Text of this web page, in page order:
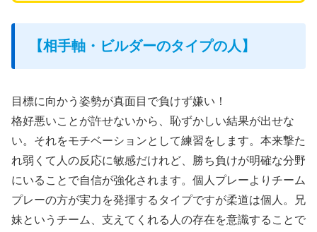
【相手軸・ビルダーのタイプの人】
目標に向かう姿勢が真面目で負けず嫌い！
格好悪いことが許せないから、恥ずかしい結果が出せな
い。それをモチベーションとして練習をします。本来撃た
れ弱くて人の反応に敏感だけれど、勝ち負けが明確な分野
にいることで自信が強化されます。個人プレーよりチーム
プレーの方が実力を発揮するタイプですが柔道は個人。兄
妹というチーム、支えてくれる人の存在を意識することで